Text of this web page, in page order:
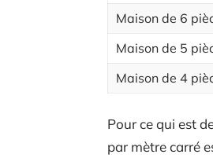
Maison de 6
Maison de 5
Maison de 4
Pour ce qui est
par mètre carré